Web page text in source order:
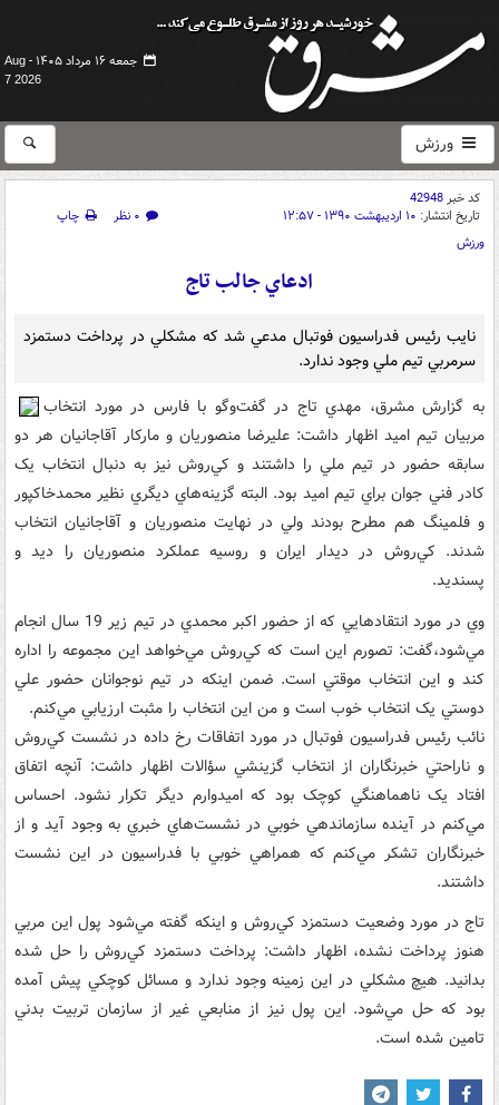
جمعه ۱۶ مرداد ۱۴۰۵ -
Aug
7 2026
ورزش
کد خبر42948
تاریخ انتشار: ۱۰ اردیبهشت ۱۳۹۰ - ۱۲:۵۷ ۰ نظر
چاپ
ورزش
ادعاي جالب تاج
نايب رئيس فدراسيون فوتبال مدعي شد که مشکلي در پرداخت دستمزد
سرمربي تيم ملي وجود ندارد.
به گزارش مشرق، مهدي تاج در گفت‌وگو با فارس در مورد انتخاب
مربيان تيم اميد اظهار داشت: عليرضا منصوريان و مارکار آقاجانيان هر دو
سابقه حضور در تيم ملي را داشتند و کي‌روش نيز به دنبال انتخاب يک
کادر فني جوان براي تيم اميد بود. البته گزينه‌هاي ديگري نظير محمدخاکپور
و فلمينگ هم مطرح بودند ولي در نهايت منصوريان و آقاجانيان انتخاب
شدند. کي‌روش در ديدار ايران و روسيه عملکرد منصوريان را ديد و
پسنديد.
وي در مورد انتقادهايي که از حضور اکبر محمدي در تيم زير 19 سال انجام
مي‌شود،‌گفت: تصورم اين است که کي‌روش مي‌خواهد اين مجموعه را اداره
کند و اين انتخاب موقتي است. ضمن اينکه در تيم نوجوانان حضور علي
دوستي يک انتخاب خوب است و من اين انتخاب را مثبت ارزيابي مي‌کنم.
نائب رئيس فدراسيون فوتبال در مورد اتفاقات رخ داده در نشست کي‌روش
و ناراحتي خبرنگاران از انتخاب گزينشي سؤالات اظهار داشت: آنچه اتفاق
افتاد يک ناهماهنگي کوچک بود که اميدوارم ديگر تکرار نشود. احساس
مي‌کنم در آينده سازماندهي خوبي در نشست‌هاي خبري به وجود آيد و از
خبرنگاران تشکر مي‌کنم که همراهي خوبي با فدراسيون در اين نشست
داشتند.
تاج در مورد وضعيت دستمزد کي‌روش و اينکه گفته مي‌شود پول اين مربي
هنوز پرداخت نشده، اظهار داشت: پرداخت دستمزد کي‌روش را حل شده
بدانيد. هيچ مشکلي در اين زمينه وجود ندارد و مسائل کوچکي پيش آمده
بود که حل مي‌شود. اين پول نيز از منابعي غير از سازمان تربيت بدني
تامين شده است.